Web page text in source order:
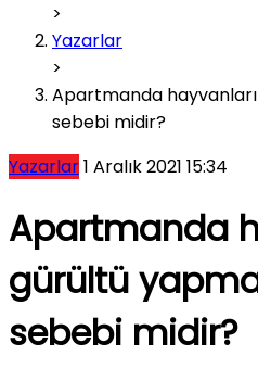
>
Yazarlar
>
Apartmanda
sebebi midir?
Yazarlar1 Aralık 2021 15:34
Apartmanda
gürültü
sebebi midir?